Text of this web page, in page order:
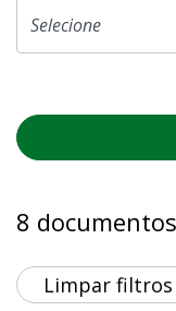
8
Limpar filtros